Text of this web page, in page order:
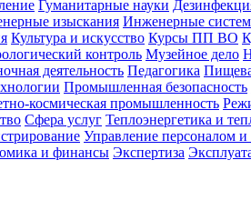
Гуманитарные науки
изыскания Инженерные
Культура и искусство Курсы ПП ВО
контроль Музейное дело
деятельность Педагогика
Промышленная безопасность
космическая промышленность
Сфера услуг Теплоэнергетика и
Управление персоналом и
и финансы Экспертиза